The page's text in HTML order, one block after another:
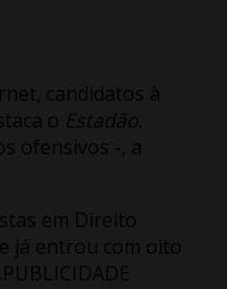
candidatos à
o Estadão.
ofensivos -, a
em Direito
já entrou com oito